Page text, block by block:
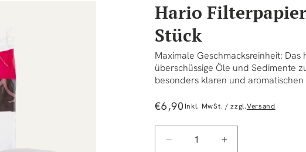
Hario
Stück
Maximale Geschmacksreinheit:
überschüssige Öle und Sedimente
besonders klaren und aromatischen
Normaler
€6,90 Inkl. MwSt. / zzgl.Versand
Verringere
Erhöhe